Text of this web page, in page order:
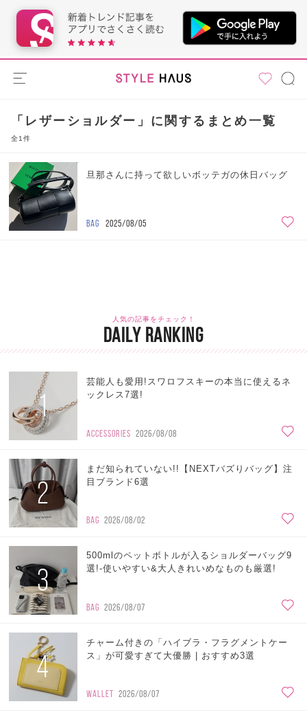
「レザーショルダー」に関するまとめ一覧
全1件
旦那さんに持って欲しいボッテガの休日バッグ
BAG 2025/08/05
人気の記事をチェック！
DAILY RANKING
1
芸能人も愛用!スワロフスキーの本当に使えるネ
ックレス7選!
ACCESSORIES 2026/08/08
2
まだ知られていない!!【NEXTバズりバッグ】注
目ブランド6選
BAG 2026/08/02
3
500mlのペットボトルが入るショルダーバッグ9
選!-使いやすい&大人きれいめなものも厳選!
BAG 2026/08/07
4
チャーム付きの「ハイブラ・フラグメントケー
ス」が可愛すぎて大優勝 | おすすめ3選
WALLET 2026/08/07